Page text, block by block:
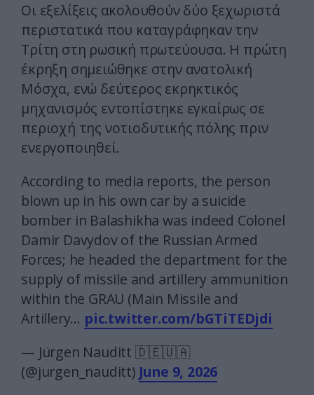
Οι εξελίξεις ακολουθούν δύο ξεχωριστά
περιστατικά που καταγράφηκαν την
Τρίτη στη ρωσική πρωτεύουσα. Η πρώτη
έκρηξη σημειώθηκε στην ανατολική
Μόσχα, ενώ δεύτερος εκρηκτικός
μηχανισμός εντοπίστηκε εγκαίρως σε
περιοχή της νοτιοδυτικής πόλης πριν
ενεργοποιηθεί.
According to media reports, the person
blown up in his own car by a suicide
bomber in Balashikha was indeed Colonel
Damir Davydov of the Russian Armed
Forces; he headed the department for the
supply of missile and artillery ammunition
within the GRAU (Main Missile and
Artillery… pic.twitter.com/bGTiTEDjdi
— Jürgen Nauditt 🇩🇪🇺🇦
(@jurgen_nauditt) June 9, 2026